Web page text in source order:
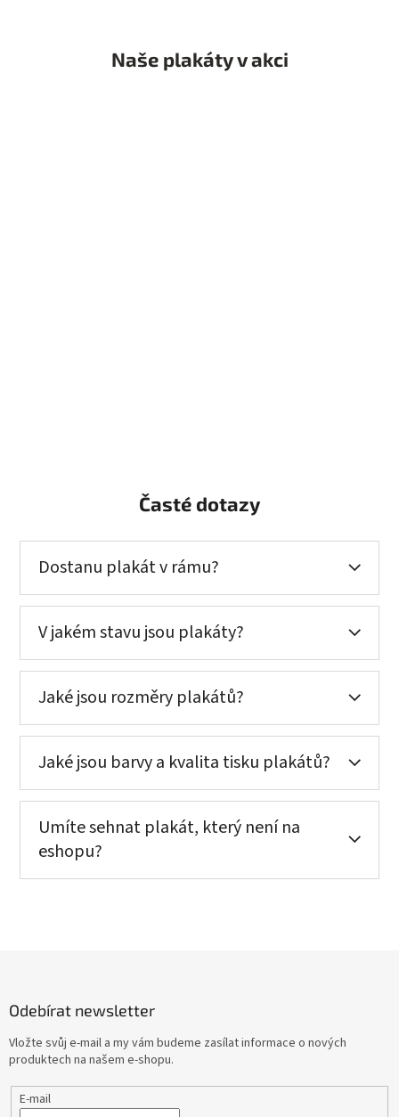
Naše plakáty v akci
Časté dotazy
Dostanu plakát v rámu?
V jakém stavu jsou plakáty?
Jaké jsou rozměry plakátů?
Jaké jsou barvy a kvalita tisku plakátů?
Umíte sehnat plakát, který není na
eshopu?
Odebírat newsletter
Vložte svůj e-mail a my vám budeme zasílat informace o nových
produktech na našem e-shopu.
E-mail